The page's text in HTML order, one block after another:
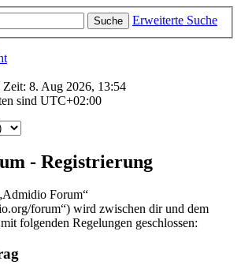
Suche Erweiterte Suche
8. Aug 2026, 13:54
sind UTC+02:00
- Registrierung
Forum“
forum“) wird zwischen dir und dem
folgenden Regelungen geschlossen: